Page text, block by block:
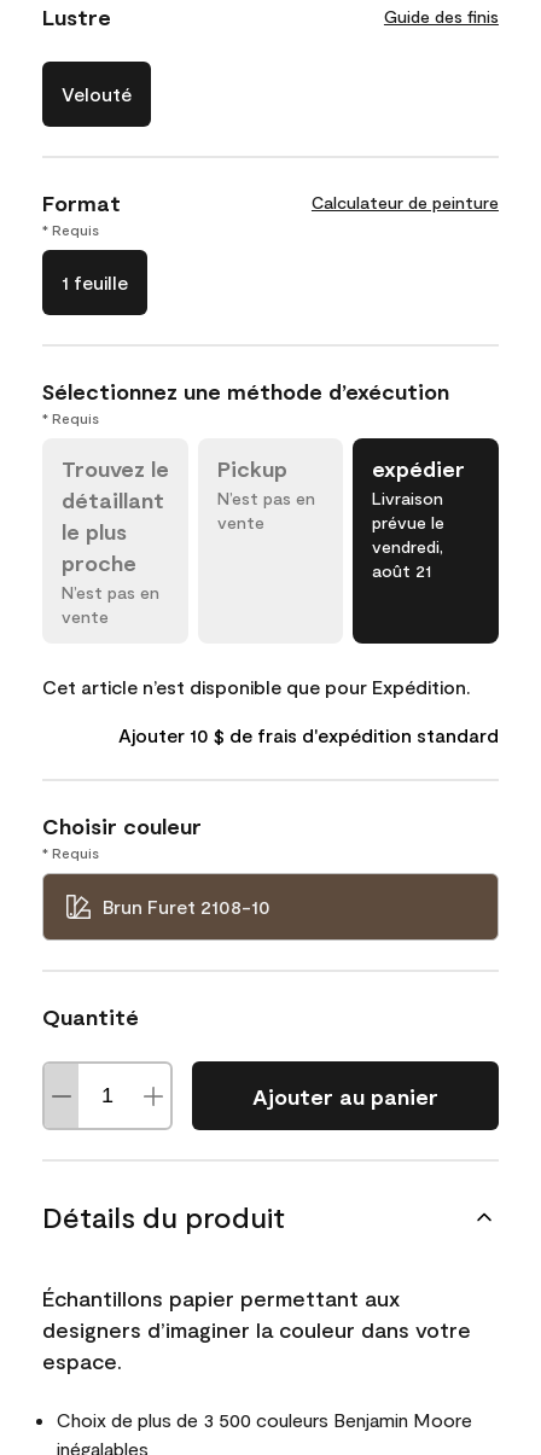
Lustre Guide des finis
Velouté
Format Calculateur de peinture
* Requis
1 feuille
Sélectionnez une méthode d’exécution
* Requis
Trouvez le
détaillant
le plus
proche
N’est pas en
vente
Pickup
N’est pas en
vente
expédier
Livraison
prévue le
vendredi,
août 21
Cet article n’est disponible que pour Expédition.
Ajouter 10 $ de frais d'expédition standard
Choisir couleur
* Requis
Brun Furet 2108-10
Quantité
Ajouter au panier
Détails du produit
Échantillons papier permettant aux
designers d’imaginer la couleur dans votre
espace.
Choix de plus de 3 500 couleurs Benjamin Moore
inégalables